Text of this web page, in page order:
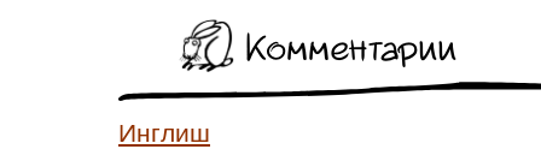
Комментарии
Инглиш